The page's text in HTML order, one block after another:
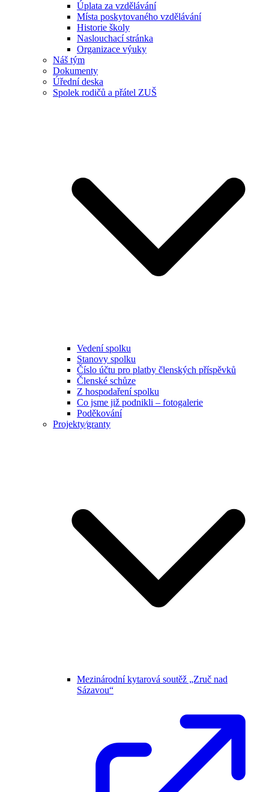
Úplata za vzdělávání
Místa poskytovaného vzdělávání
Historie školy
Naslouchací stránka
Organizace výuky
Náš tým
Dokumenty
Úřední deska
Spolek rodičů a přátel ZUŠ
Vedení spolku
Stanovy spolku
Číslo účtu pro platby členských příspěvků
Členské schůze
Z hospodaření spolku
Co jsme již podnikli – fotogalerie
Poděkování
Projekty⁄granty
Mezinárodní kytarová soutěž „Zruč nad
Sázavou“